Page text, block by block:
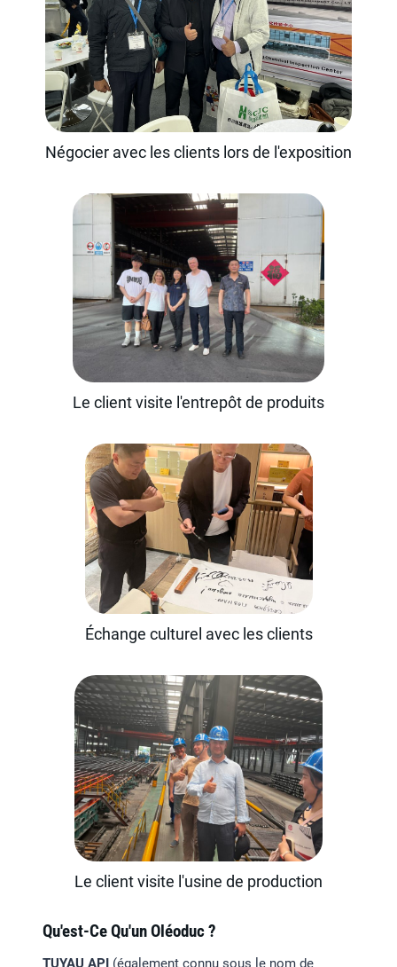
Négocier avec les clients lors de l'exposition
Le client visite l'entrepôt de produits
Échange culturel avec les clients
Le client visite l'usine de production
Qu'est-Ce Qu'un Oléoduc ?
TUYAU API (également connu sous le nom de